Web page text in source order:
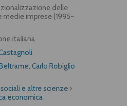
delle
medie imprese (1995-
italiana
, Carlo Robiglio
e altre scienze
economica